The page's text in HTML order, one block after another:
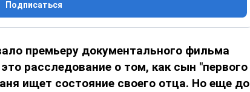
Подписаться
премьеру документального фильма
расследование о том, как сын "первого
ищет состояние своего отца. Но еще до